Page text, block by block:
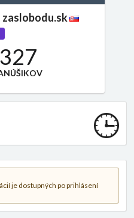
zaslobodu.sk
327
je dostupných po prihlásení